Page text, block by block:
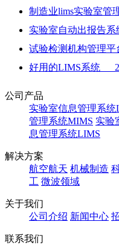
制造业lims实验室
实验室自动出报告
试验检测机构管理
好用的LIMS系统
公司产品
实验室信息管理系统
管理系统MIMS 实验
息管理系统LIMS
解决方案
航空航天 机械制造
工 微波领域
关于我们
公司介绍 新闻中心
联系我们